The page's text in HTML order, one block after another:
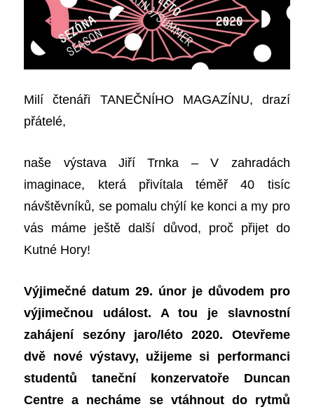
Milí čtenáři TANEČNÍHO MAGAZÍNU, drazí
přátelé,
naše výstava Jiří Trnka – V zahradách
imaginace, která přivítala téměř 40 tisíc
návštěvníků, se pomalu chýlí ke konci a my pro
vás máme ještě další důvod, proč přijet do
Kutné Hory!
Výjimečné datum 29. únor je důvodem pro
výjimečnou událost. A tou je slavnostní
zahájení sezóny jaro/léto 2020. Otevřeme
dvě nové výstavy, užijeme si performanci
studentů taneční konzervatoře Duncan
Centre a necháme se vtáhnout do rytmů